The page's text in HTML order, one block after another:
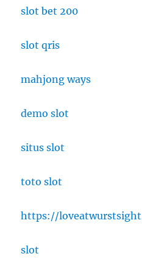
slot bet 200
slot qris
mahjong ways
demo slot
situs slot
toto slot
https://
slot